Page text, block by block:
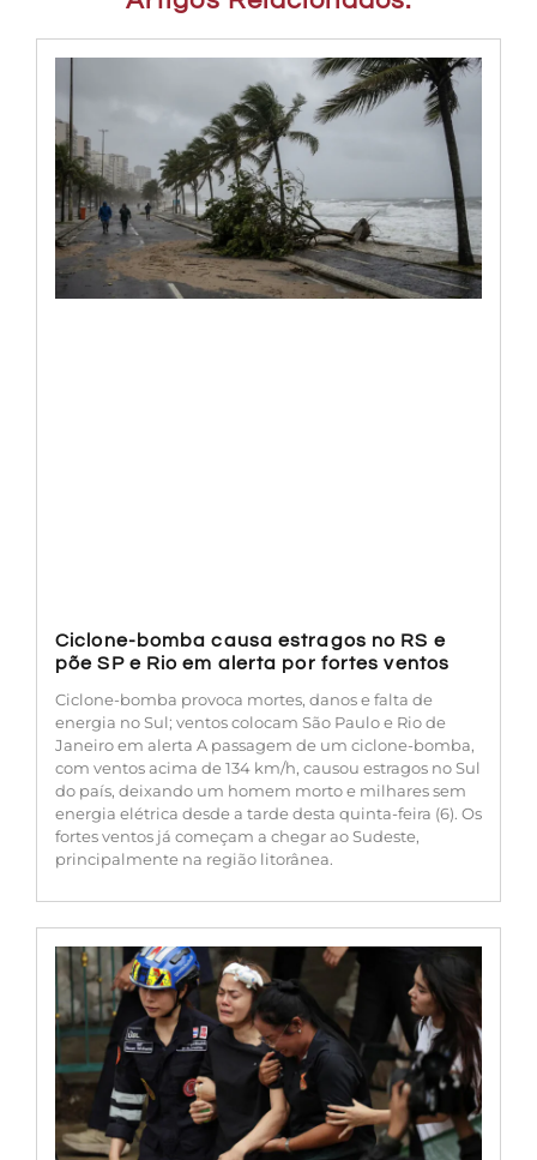
Ciclone-bomba causa estragos no RS e
põe SP e Rio em alerta por fortes ventos
Ciclone-bomba provoca mortes, danos e falta de
energia no Sul; ventos colocam São Paulo e Rio de
Janeiro em alerta A passagem de um ciclone-bomba,
com ventos acima de 134 km/h, causou estragos no Sul
do país, deixando um homem morto e milhares sem
energia elétrica desde a tarde desta quinta-feira (6). Os
fortes ventos já começam a chegar ao Sudeste,
principalmente na região litorânea.